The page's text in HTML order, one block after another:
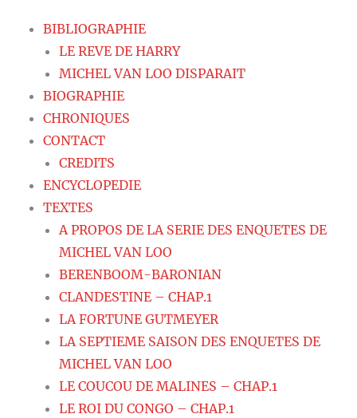
BIBLIOGRAPHIE
LE REVE DE HARRY
MICHEL VAN LOO DISPARAIT
BIOGRAPHIE
CHRONIQUES
CONTACT
CREDITS
ENCYCLOPEDIE
TEXTES
A PROPOS DE LA SERIE DES ENQUETES DE
MICHEL VAN LOO
BERENBOOM-BARONIAN
CLANDESTINE – CHAP.1
LA FORTUNE GUTMEYER
LA SEPTIEME SAISON DES ENQUETES DE
MICHEL VAN LOO
LE COUCOU DE MALINES – CHAP.1
LE ROI DU CONGO – CHAP.1